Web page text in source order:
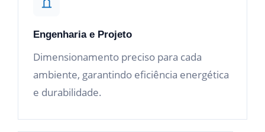
Engenharia e Projeto
Dimensionamento preciso para cada
ambiente, garantindo eficiência energética
e durabilidade.